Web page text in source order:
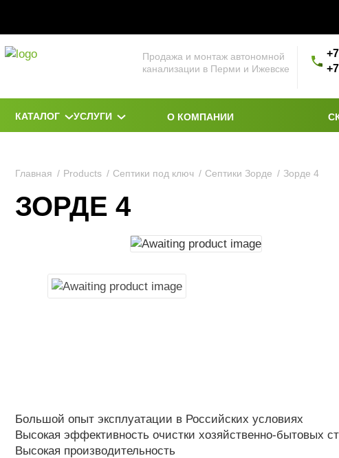
Продажа и монтаж автономной
канализации в Перми и Ижевске
КАТАЛОГ УСЛУГИ О КОМПАНИИ
Главная Products Септики под ключ Септики Зорде Зорде 4
ЗОРДЕ 4
Большой опыт эксплуатации в Российских условиях
Высокая эффективность очистки хозяйственно-бытовых
Высокая производительность